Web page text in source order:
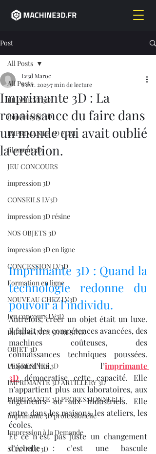
Post
All Posts
FILAMENT 3D
imprimante 3D,
IMPRIMANTE 3D FDM
filament 3D,
JEU CONCOURS
impression 3D
CONSEILS LV3D
impression 3D résine
NOS OBJETS 3D
impression 3D en ligne
CONCESSION LV3D
Formation en ligne
NOUVEAU CHEZ LV3D
Jeu concours LV3D
IMPRIMANTE 3D RESINE
OBJET 3D
LES RESINES 3D
IMPRIMANTE 3D ARTILLERY 3D
IMPRIMANTE 3D PROFESSIONNELLE
imprimante 3D professionelle
Impression à la Demande
SCANNER 3D
All Posts
Imprimante 3D : La
renaissance du faire dans
un monde qui avait oublié
la création.
Lv3d Maroc
8 avr. 20257 min de lecture
Imprimante 3D : Quand la
technologie redonne du
pouvoir à l’individu.
Autrefois, créer un objet était un luxe.
Il fallait des compétences avancées, des
machines coûteuses, des
connaissances techniques poussées.
Aujourd’hui, l’imprimante
3D démocratise cette capacité. Elle
n’appartient plus aux laboratoires, aux
ingénieurs ou aux industriels. Elle
entre dans les maisons, les ateliers, les
écoles.
Et ce n’est pas juste un changement
d’échelle : c’est une bascule